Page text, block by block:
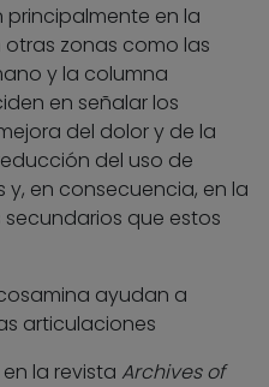
principalmente en la
zonas como las
y la columna
en señalar los
del dolor y de la
del uso de
en consecuencia, en la
que estos
ayudan a
articulaciones
la revista Archives of